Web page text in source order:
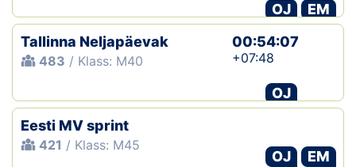
Klubid
Suletud maastikud
Ajalugu
OJ
EM
Tallinna Neljapäevak
483 / Klass: M40
00:54:07
+07:48
OJ
Eesti MV sprint
421 / Klass: M45
OJ
EM